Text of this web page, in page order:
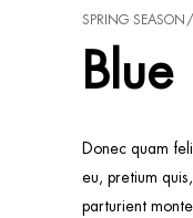
SPRING SEASON
Blue
Donec quam
eu, pretium
parturient